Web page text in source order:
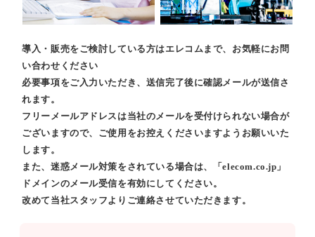
導入・販売をご検討している方はエレコムまで、お気軽にお問
い合わせください
必要事項をご入力いただき、送信完了後に確認メールが送信さ
れます。
フリーメールアドレスは当社のメールを受付けられない場合が
ございますので、ご使用をお控えくださいますようお願いいた
します。
また、迷惑メール対策をされている場合は、「elecom.co.jp」
ドメインのメール受信を有効にしてください。
改めて当社スタッフよりご連絡させていただきます。